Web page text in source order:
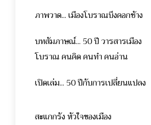
ภาพวาด... เมืองโบราณบึงคอกช้าง
บทสัมภาษณ์... 50 ปี วารสารเมือง
โบราณ คนคิด คนทำ คนอ่าน
เปิดเล่ม... 50 ปีกับการเปลี่ยนแปลง
สะแกกรัง หัวใจของเมือง